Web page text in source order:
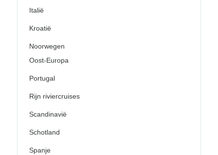
Italië
Kroatië
Noorwegen
Oost-Europa
Portugal
Rijn riviercruises
Scandinavië
Schotland
Spanje